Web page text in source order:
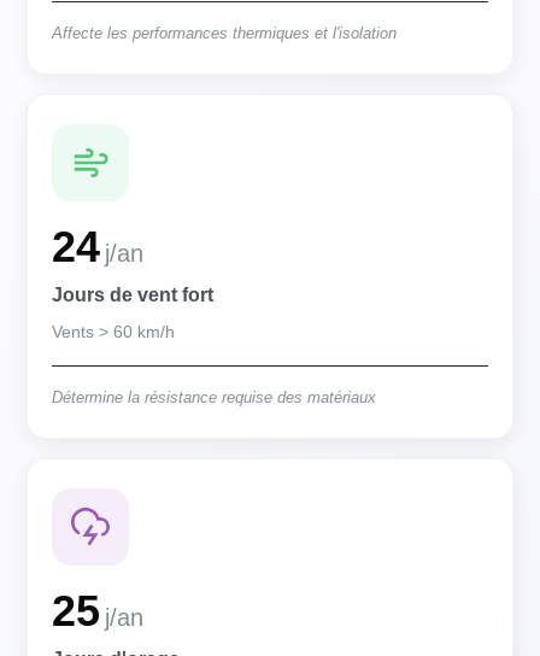
Affecte les performances thermiques et l'isolation
24 j/an
Jours de vent fort
Vents > 60 km/h
Détermine la résistance requise des matériaux
25 j/an